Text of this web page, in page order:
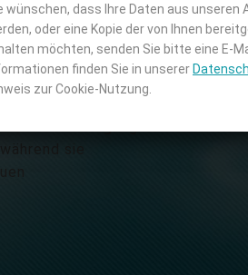
Funktionen und
der 7. Generation,
mit hoher
Dadurch kann
Grafikleistung bei
und
sie
wünschen, dass Ihre Daten aus
oder eine Kopie der von Ihnen
möchten, senden Sie bitte eine E-
finden Sie in unserer
zur Cookie-Nutzung.